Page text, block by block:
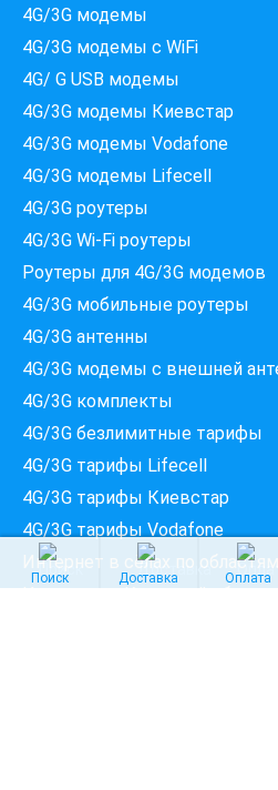
4G/3G модемы
4G/3G модемы с WiFi
4G/ G USB модемы
4G/3G модемы Киевстар
4G/3G модемы Vodafone
4G/3G модемы Lifecell
4G/3G роутеры
4G/3G Wi-Fi роутеры
Роутеры для 4G/3G модемов
4G/3G мобильные роутеры
4G/3G антенны
4G/3G модемы c внешней
4G/3G комплекты
4G/3G безлимитные тарифы
4G/3G тарифы Lifecell
4G/3G тарифы Киевстар
4G/3G тарифы Vodafone
Интернет в сёлах по областям
Интернет в Киевской области
Поиск Доставка Оплата
Які провайдери
за вашою
Перевірте доступність
375+ провайдерів
Введіть вашу адресу
Місто, вулиця та номер будинку